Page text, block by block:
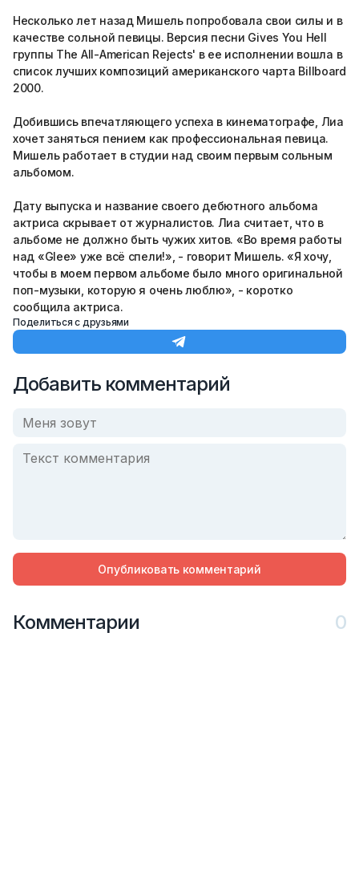
Несколько лет назад Мишель попробовала свои силы и в
качестве сольной певицы. Версия песни Gives You Hell
группы The All-American Rejects' в ее исполнении вошла в
список лучших композиций американского чарта Billboard
2000.
Добившись впечатляющего успеха в кинематографе, Лиа
хочет заняться пением как профессиональная певица.
Мишель работает в студии над своим первым сольным
альбомом.
Дату выпуска и название своего дебютного альбома
актриса скрывает от журналистов. Лиа считает, что в
альбоме не должно быть чужих хитов. «Во время работы
над «Glee» уже всё спели!», - говорит Мишель. «Я хочу,
чтобы в моем первом альбоме было много оригинальной
поп-музыки, которую я очень люблю», - коротко
сообщила актриса.
Поделиться с друзьями
Добавить комментарий
Опубликовать комментарий
Комментарии 0